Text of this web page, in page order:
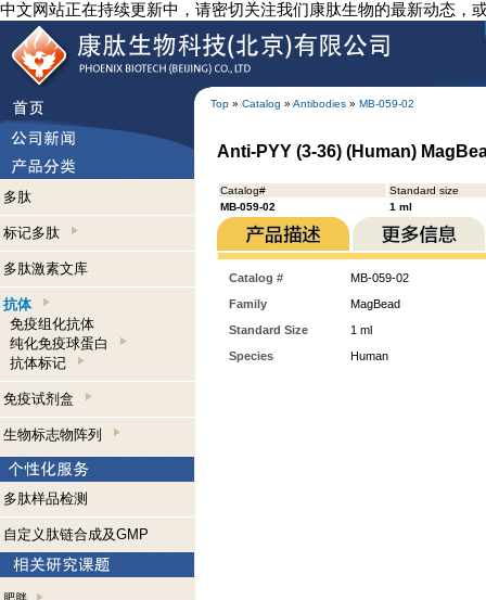
中文网站正在持续更新中，请密切关注我们康肽生物的最新动态，
Top » Catalog » Antibodies » MB-059-02
多肽
标记多肽
多肽激素文库
抗体
免疫组化抗体
纯化免疫球蛋白
抗体标记
免疫试剂盒
生物标志物阵列
多肽样品检测
自定义肽链合成及GMP
Anti-PYY (3-36) (Human)
Catalog#
Standard size
MB-059-02
1 ml
Catalog #
MB-059-02
Family
MagBead
Standard Size
1 ml
Species
Human